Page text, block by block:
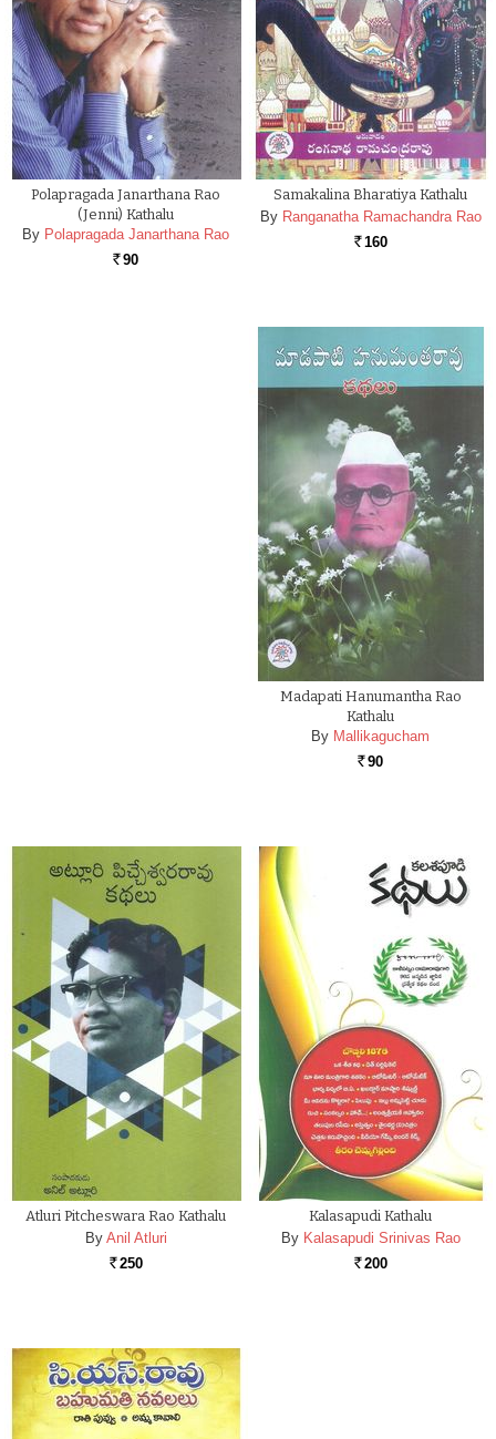
Polapragada Janarthana Rao
(Jenni) Kathalu
By Polapragada Janarthana Rao
Rs. 90
Samakalina Bharatiya Kathalu
By Ranganatha Ramachandra Rao
Rs. 160
Madapati Hanumantha Rao
Kathalu
By Mallikagucham
Rs. 90
Atluri Pitcheswara Rao Kathalu
By Anil Atluri
Rs. 250
Kalasapudi Kathalu
By Kalasapudi Srinivas Rao
Rs. 200